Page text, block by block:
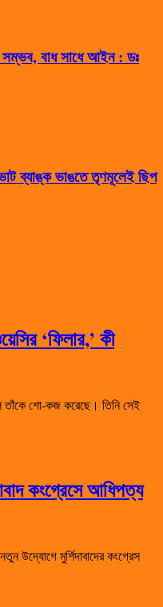
সম্ভব, বাধ সাধে আইন : ডঃ
ব্যাঙ্ক ভাঙতে তৃণমূলেই ছিপ
‘ফিলার,’ কী
তাঁকে শো-কজ করেছে। তিনি সেই
কংগ্রেসে আধিপত্য
নতুন উদ্যোগে মুর্শিদাবাদের কংগ্রেস